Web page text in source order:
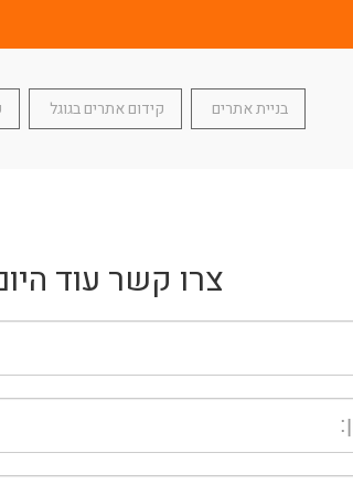
בניית אתרים קידום אתרים בגוגל
צרו קשר עוד